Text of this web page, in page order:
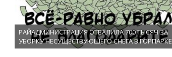
РАЙАДМИНИСТРАЦИЯ ОТВАЛИЛА 700 ТЫСЯЧ ЗА
УБОРКУ НЕСУЩЕСТВУЮЩЕГО СНЕГА В ГОРПАРКЕ